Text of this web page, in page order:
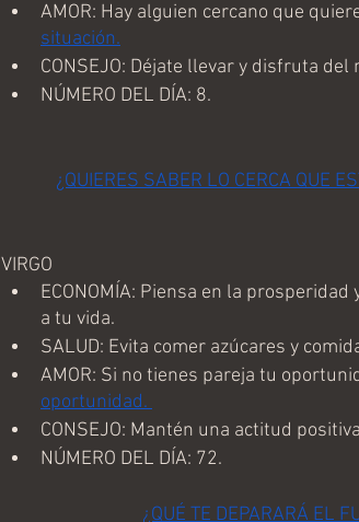
AMOR: Hay alguien cercano que
situación.
CONSEJO: Déjate llevar y disfruta del
NÚMERO DEL DÍA: 8.
¿QUIERES SABER LO CERCA QUE
VIRGO
ECONOMÍA: Piensa en la
a tu vida.
SALUD: Evita comer azúcares y
AMOR: Si no tienes pareja tu
oportunidad.
CONSEJO: Mantén una actitud
NÚMERO DEL DÍA: 72.
¿QUÉ TE DEPARARÁ EL